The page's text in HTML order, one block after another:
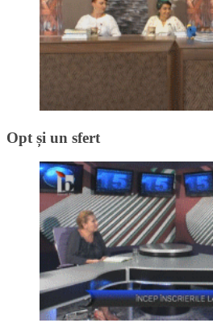
Opt și un sfert